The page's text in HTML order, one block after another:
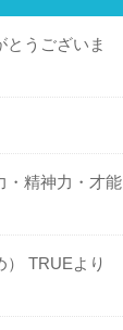
うございま
精神力・才能
） TRUEより